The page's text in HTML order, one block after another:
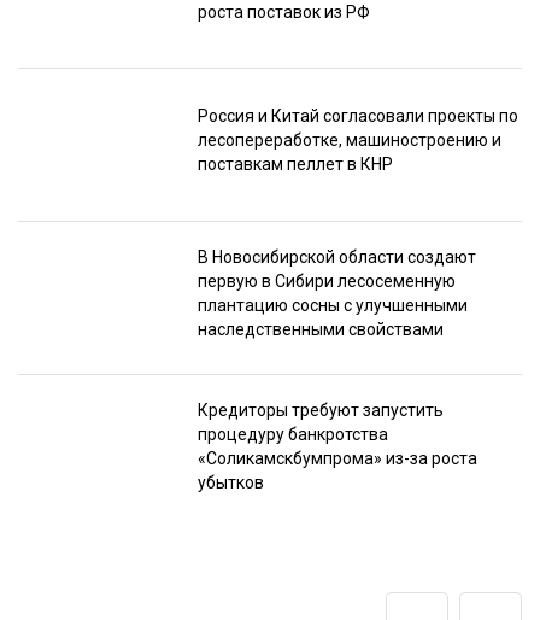
роста поставок из РФ
Россия и Китай согласовали проекты по
лесопереработке, машиностроению и
поставкам пеллет в КНР
В Новосибирской области создают
первую в Сибири лесосеменную
плантацию сосны с улучшенными
наследственными свойствами
Кредиторы требуют запустить
процедуру банкротства
«Соликамскбумпрома» из-за роста
убытков